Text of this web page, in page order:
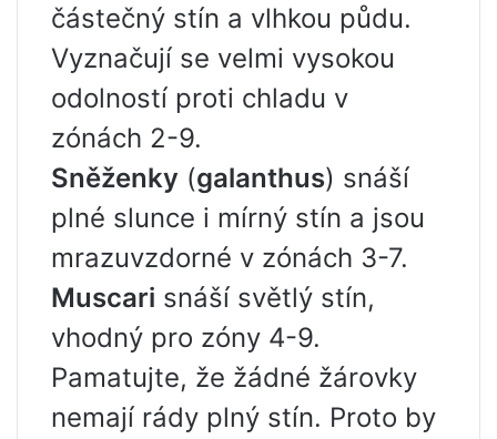
částečný stín a vlhkou půdu.
Vyznačují se velmi vysokou
odolností proti chladu v
zónách 2-9.
Sněženky (galanthus) snáší
plné slunce i mírný stín a jsou
mrazuvzdorné v zónách 3-7.
Muscari snáší světlý stín,
vhodný pro zóny 4-9.
Pamatujte, že žádné žárovky
nemají rády plný stín. Proto by